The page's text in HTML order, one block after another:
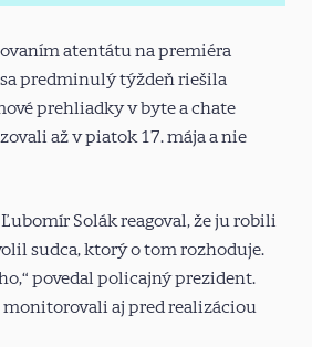
atentátu na premiéra
sa predminulý týždeň riešila
prehliadky v byte a chate
až v piatok 17. mája a nie
Solák reagoval, že ju robili
sudca, ktorý o tom rozhoduje.
povedal policajný prezident.
aj pred realizáciou